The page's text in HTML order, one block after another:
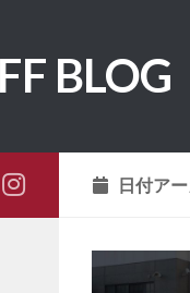
BLOG
日付ア